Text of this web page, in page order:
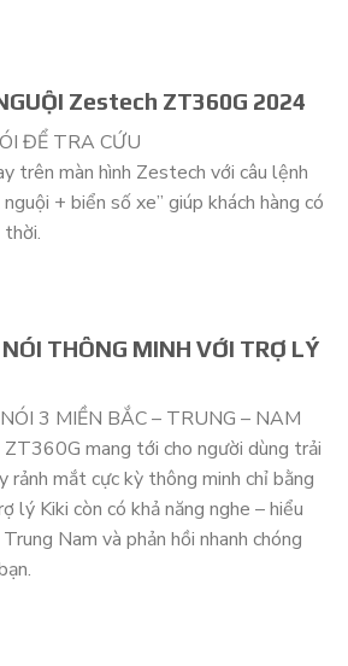
Zestech ZT360G 2024
ĐỂ TRA CỨU
trên màn hình Zestech với câu lệnh
+ biển số xe” giúp khách hàng có
THÔNG MINH VỚI TRỢ LÝ
3 MIỀN BẮC – TRUNG – NAM
ZT360G mang tới cho người dùng trải
rảnh mắt cực kỳ thông minh chỉ bằng
lý Kiki còn có khả năng nghe – hiểu
Nam và phản hồi nhanh chóng